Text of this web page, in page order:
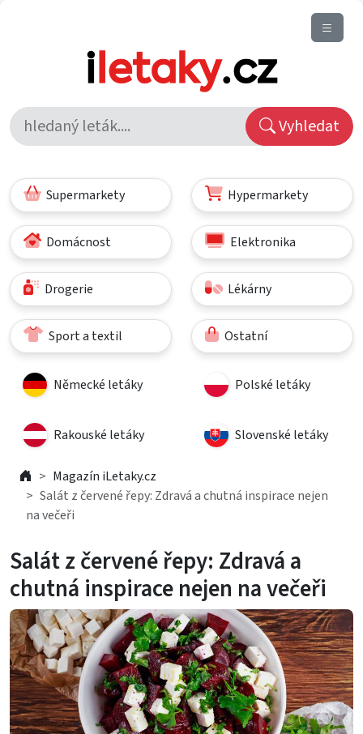
Vyhledat
Supermarkety Hypermarkety
Domácnost Elektronika
Drogerie Lékárny
Sport a textil Ostatní
Německé letáky Polské letáky
Rakouské letáky Slovenské letáky
Magazín iLetaky.cz
Salát z červené řepy: Zdravá a chutná inspirace nejen
na večeři
Salát z červené řepy: Zdravá a
chutná inspirace nejen na večeři